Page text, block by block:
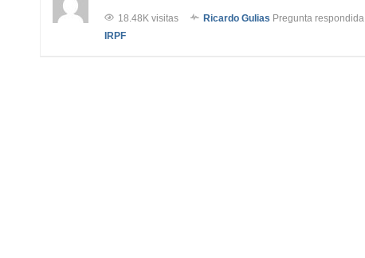
18.48K visitas Ricardo Gulias Pregunta respondida
IRPF